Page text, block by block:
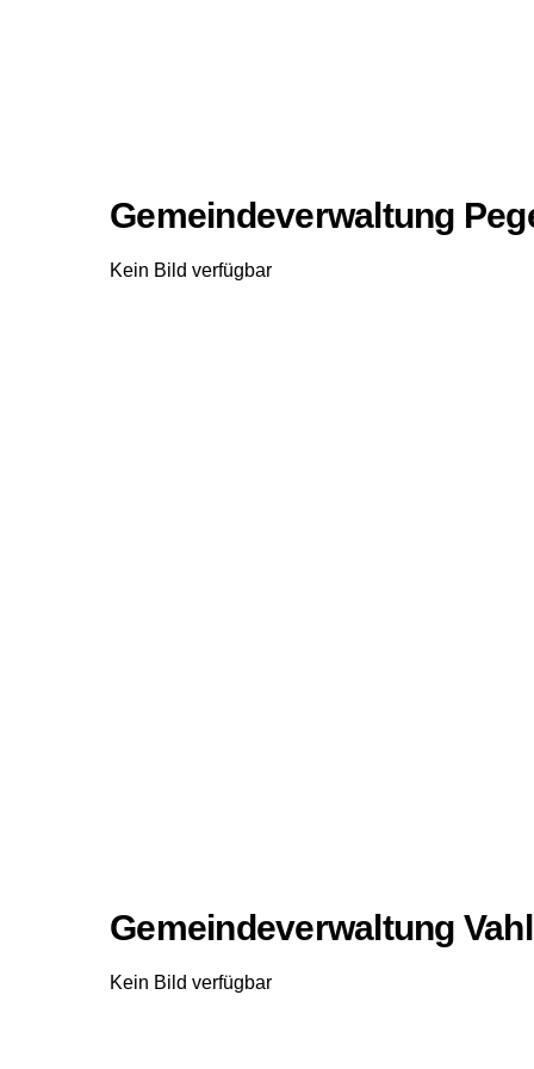
Gemeindeverwaltung
Kein Bild verfügbar
Gemeindeverwaltung
Kein Bild verfügbar